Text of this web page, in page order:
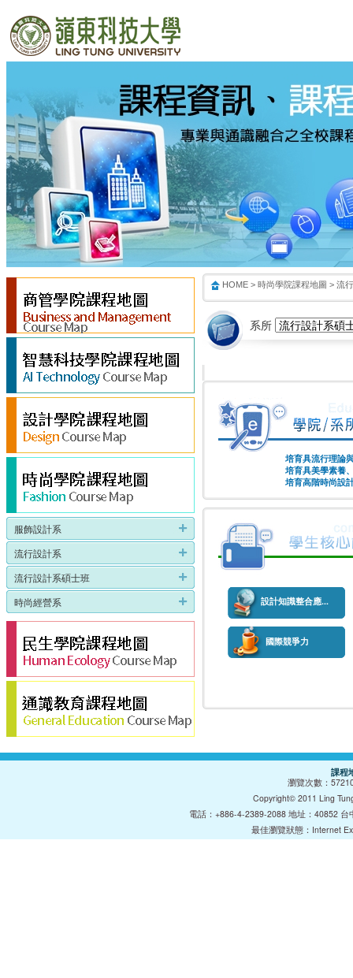
服飾設計系
流行設計系
流行設計系碩士班
時尚經營系
HOME > 時尚學院課程地圖 > 流
系所
培育具流行理論
培育具美學素養
培育高階時尚設
設計知識整合應...
國際競爭力
課程
瀏覽次數：
Copyright© 2011 Ling
電話：+886-4-2389-2088 地址：40852
最佳瀏覽狀態：Internet